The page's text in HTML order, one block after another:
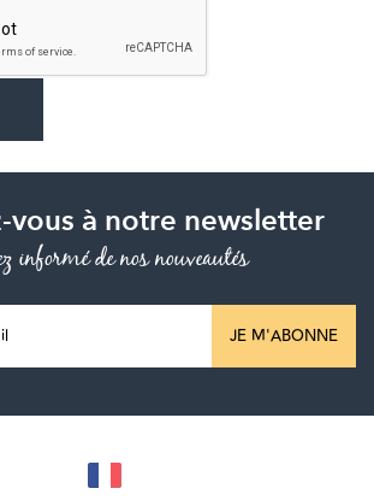
vous à notre newsletter
informé de nos nouveautés
JE M'ABONNE